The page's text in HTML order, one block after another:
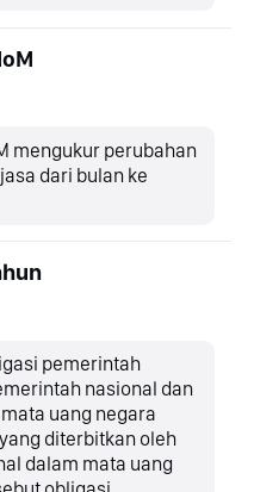
mengukur perubahan
dari bulan ke
pemerintah
nasional dan
uang negara
diterbitkan oleh
dalam mata uang